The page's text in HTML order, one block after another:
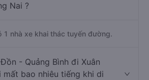
Nai ?
1 nhà xe khai thác tuyến đường.
- Quảng Bình đi Xuân
bao nhiêu tiếng khi di